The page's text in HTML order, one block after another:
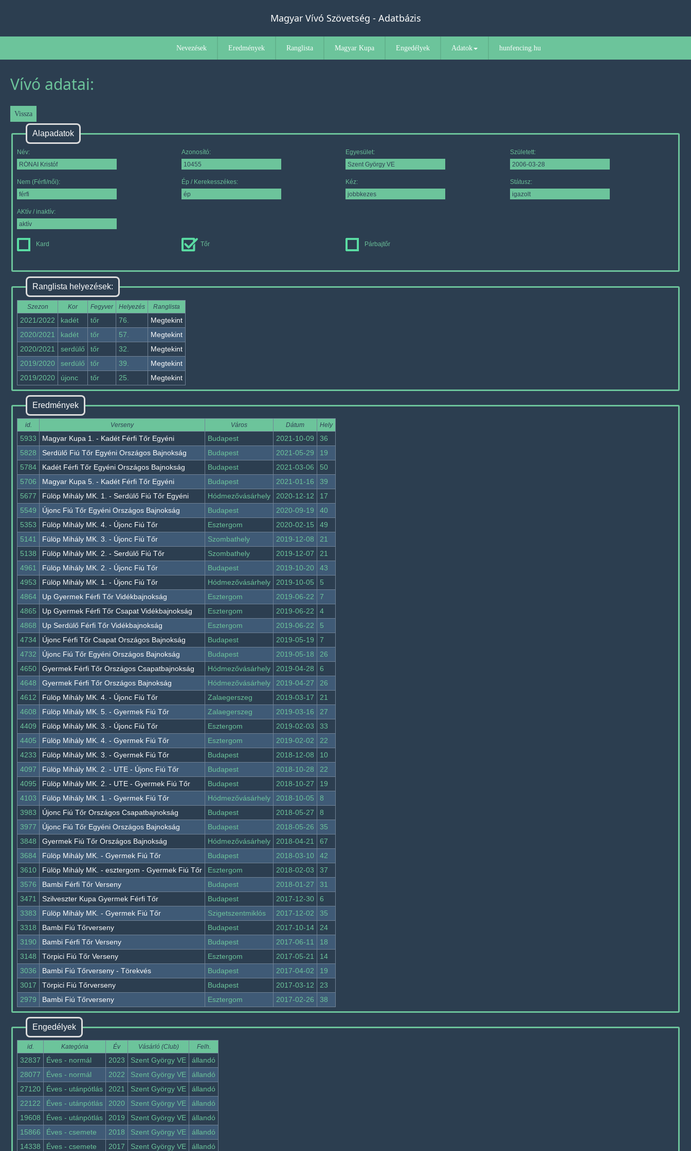
Magyar Vívó Szövetség - Adatbázis
Nevezések Eredmények Ranglista Magyar Kupa Engedélyek Adatok hunfencing.hu
Vívó adatai:
Alapadatok
Név: Azonosító: Egyesület: Született:
Nem (Férfi/női): Ép / Kerekesszékes: Kéz: Státusz:
AKtív / inaktív:
Kard Tőr Párbajtőr
Ranglista helyezések:
Szezon Kor Fegyver Helyezés Ranglista
2021/2022 kadét tőr 76.
Megtekint
2020/2021
kadét tőr 57.
Megtekint
2020/2021
serdülő tőr 32.
Megtekint
2019/2020
serdülő tőr 39.
Megtekint
2019/2020
újonc tőr 25. Megtekint
Eredmények
id. Verseny Város Dátum Hely
5933 Magyar Kupa 1. - Kadét Férfi Tőr Egyéni Budapest 2021-10-09
36
5828
Serdülő Fiú Tőr Egyéni Országos Bajnokság Budapest 2021-05-29
19
5784
Kadét Férfi Tőr Egyéni Országos Bajnokság Budapest 2021-03-06
50
5706
Magyar Kupa 5. - Kadét Férfi Tőr Egyéni Budapest 2021-01-16
39
5677
Fülöp Mihály MK. 1. - Serdülő Fiú Tőr Egyéni Hódmezővásárhely 2020-12-12
17
5549
Újonc Fiú Tőr Egyéni Országos Bajnokság Budapest 2020-09-19
40
5353
Fülöp Mihály MK. 4. - Újonc Fiú Tőr Esztergom 2020-02-15
49
5141
Fülöp Mihály MK. 3. - Újonc Fiú Tőr Szombathely 2019-12-08
21
5138
Fülöp Mihály MK. 2. - Serdülő Fiú Tőr Szombathely 2019-12-07
21
4961
Fülöp Mihály MK. 2. - Újonc Fiú Tőr Budapest 2019-10-20
43
4953
Fülöp Mihály MK. 1. - Újonc Fiú Tőr Hódmezővásárhely 2019-10-05
5
4864
Up Gyermek Férfi Tőr Vidékbajnokság Esztergom 2019-06-22
7
4865
Up Gyermek Férfi Tőr Csapat Vidékbajnokság Esztergom 2019-06-22
4
4868
Up Serdülő Férfi Tőr Vidékbajnokság Esztergom 2019-06-22
5
4734
Újonc Férfi Tőr Csapat Országos Bajnokság Budapest 2019-05-19
7
4732
Újonc Fiú Tőr Egyéni Országos Bajnokság Budapest 2019-05-18
26
4650
Gyermek Férfi Tőr Országos Csapatbajnokság Hódmezővásárhely 2019-04-28
6
4648
Gyermek Férfi Tőr Országos Bajnokság Hódmezővásárhely 2019-04-27
26
4612
Fülöp Mihály MK. 4. - Újonc Fiú Tőr Zalaegerszeg 2019-03-17
21
4608
Fülöp Mihály MK. 5. - Gyermek Fiú Tőr Zalaegerszeg 2019-03-16
27
4409
Fülöp Mihály MK. 3. - Újonc Fiú Tőr Esztergom 2019-02-03
33
4405
Fülöp Mihály MK. 4. - Gyermek Fiú Tőr Esztergom 2019-02-02
22
4233
Fülöp Mihály MK. 3. - Gyermek Fiú Tőr Budapest 2018-12-08
10
4097
Fülöp Mihály MK. 2. - UTE - Újonc Fiú Tőr Budapest 2018-10-28
22
4095
Fülöp Mihály MK. 2. - UTE - Gyermek Fiú Tőr Budapest 2018-10-27
19
4103
Fülöp Mihály MK. 1. - Gyermek Fiú Tőr Hódmezővásárhely 2018-10-05
8
3983
Újonc Fiú Tőr Országos Csapatbajnokság Budapest 2018-05-27
8
3977
Újonc Fiú Tőr Egyéni Országos Bajnokság Budapest 2018-05-26
35
3848
Gyermek Fiú Tőr Országos Bajnokság Hódmezővásárhely 2018-04-21
67
3684
Fülöp Mihály MK. - Gyermek Fiú Tőr Budapest 2018-03-10
42
3610
Fülöp Mihály MK. - esztergom - Gyermek Fiú Tőr Esztergom 2018-02-03
37
3576
Bambi Férfi Tőr Verseny Budapest 2018-01-27
31
3471
Szilveszter Kupa Gyermek Férfi Tőr Budapest 2017-12-30
6
3383
Fülöp Mihály MK. - Gyermek Fiú Tőr Szigetszentmiklós 2017-12-02
35
3318
Bambi Fiú Tőrverseny Budapest 2017-10-14
24
3190
Bambi Férfi Tőr Verseny Budapest 2017-06-11
18
3148
Törpici Fiú Tőr Verseny Esztergom 2017-05-21
14
3036
Bambi Fiú Tőrverseny - Törekvés Budapest 2017-04-02
19
3017
Törpici Fiú Tőrverseny Budapest 2017-03-12
23
2979
Bambi Fiú Tőrverseny Esztergom 2017-02-26 38
Engedélyek
id. Kategória Év Vásárló (Club) Felh.
32837 Éves - normál 2023 Szent György VE
állandó
28077
Éves - normál 2022 Szent György VE
állandó
27120
Éves - utánpótlás 2021 Szent György VE
állandó
22122
Éves - utánpótlás 2020 Szent György VE
állandó
19608
Éves - utánpótlás 2019 Szent György VE
állandó
15866
Éves - csemete 2018 Szent György VE
állandó
14338
Éves - csemete 2017 Szent György VE állandó